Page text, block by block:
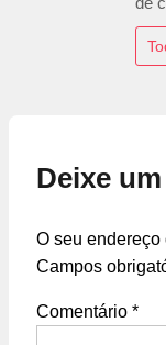
Deixe
O seu
Campos
Comentário *